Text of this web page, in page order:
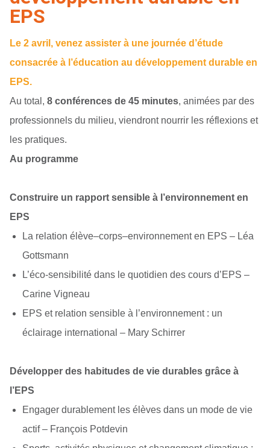
EPS
Le 2 avril, venez assister à une journée d’étude
consacrée à l’éducation au développement durable en
EPS.
Au total, 8 conférences de 45 minutes, animées par des
professionnels du milieu, viendront nourrir les réflexions et
les pratiques.
Au programme
Construire un rapport sensible à l’environnement en
EPS
La relation élève–corps–environnement en EPS – Léa
Gottsmann
L’éco-sensibilité dans le quotidien des cours d’EPS –
Carine Vigneau
EPS et relation sensible à l’environnement : un
éclairage international – Mary Schirrer
Développer des habitudes de vie durables grâce à
l’EPS
Engager durablement les élèves dans un mode de vie
actif– François Potdevin